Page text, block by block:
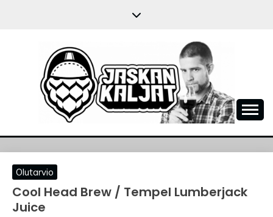
JASKANKALJAT
Olutarvio
Cool Head Brew / Tempel Lumberjack
Juice